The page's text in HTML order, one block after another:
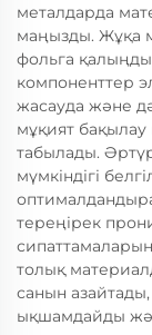
металдарда
маңызды. Жұқа
фольга
компоненттер
жасауда және
мұқият
табылады.
мүмкіндігі
тереңірек
толық
санын
ықшамдайды